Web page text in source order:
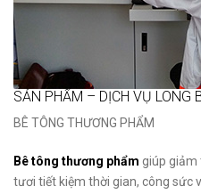
SẢN PHẨM – DỊCH VỤ LONG
BÊ TÔNG THƯƠNG PHẨM
Bê tông thương phẩm giúp giảm
tươi tiết kiệm thời gian, công sức